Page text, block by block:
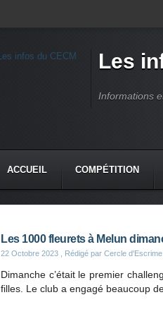
Les
Informations
ACCUEIL COMPÉTITION
Les 1000 fleurets à Melun
22 Octobre 2023 , Rédigé par Cercle
Dimanche c’était le premier
filles. Le club a engagé beaucoup